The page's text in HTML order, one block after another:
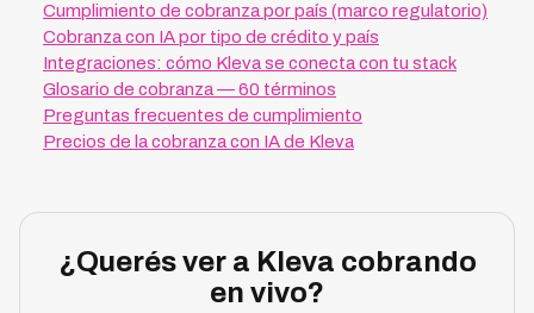
Cumplimiento de cobranza por país (marco regulatorio)
Cobranza con IA por tipo de crédito y país
Integraciones: cómo Kleva se conecta con tu stack
Glosario de cobranza — 60 términos
Preguntas frecuentes de cumplimiento
Precios de la cobranza con IA de Kleva
¿Querés ver a Kleva cobrando
en vivo?